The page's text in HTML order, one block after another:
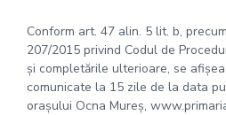
Conform art. 47 alin. 5 lit. b,
207/2015 privind Codul de
și completările ulterioare, se
comunicate la 15 zile de la data
orașului Ocna Mureș,